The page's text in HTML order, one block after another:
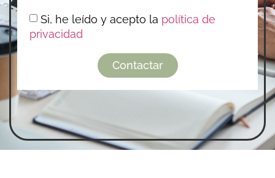
Si, he leído y acepto la política de
privacidad
Contactar